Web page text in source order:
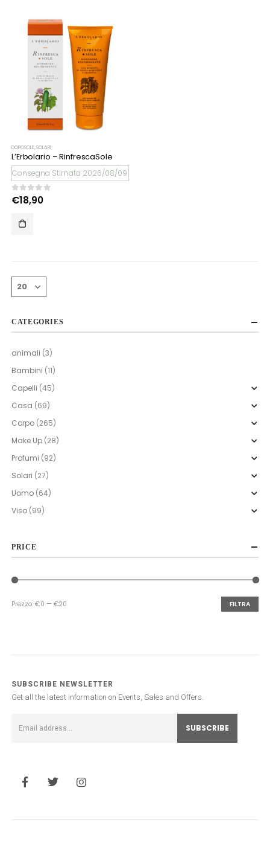
DOPOSOLE,SOLARI
L’Erbolario – RinfrescaSole
Consegna Stimata 2026/08/09
0Su 5
€18,90
CATEGORIES
animali (3)
Bambini (11)
Capelli (45)
Casa (69)
Corpo (265)
Make Up (28)
Profumi (92)
Solari (27)
Uomo (64)
Viso (99)
PRICE
FILTRA
Prezzo:€0 —€20
SUBSCRIBE NEWSLETTER
Get all the latest information on Events, Sales and Offers.